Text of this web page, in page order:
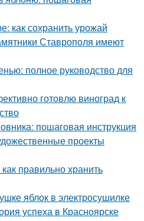
как сохранить урожай
Ставрополя имеют
полное руководство для
готовлю виноград к
пошаговая инструкция
проекты
правильно хранить
яблок в электросушилке
успеха в Красноярске